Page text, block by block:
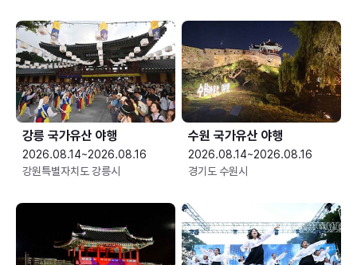
강릉 국가유산 야행
2026.08.14~2026.08.16
강원특별자치도 강릉시
수원 국가유산 야행
2026.08.14~2026.08.16
경기도 수원시